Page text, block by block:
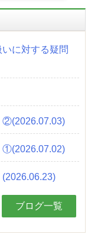
に対する疑問
②(2026.07.03)
①(2026.07.02)
ブログ一覧